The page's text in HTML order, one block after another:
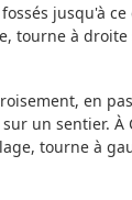
jusqu'à
tourne à
en
un sentier.
tourne à